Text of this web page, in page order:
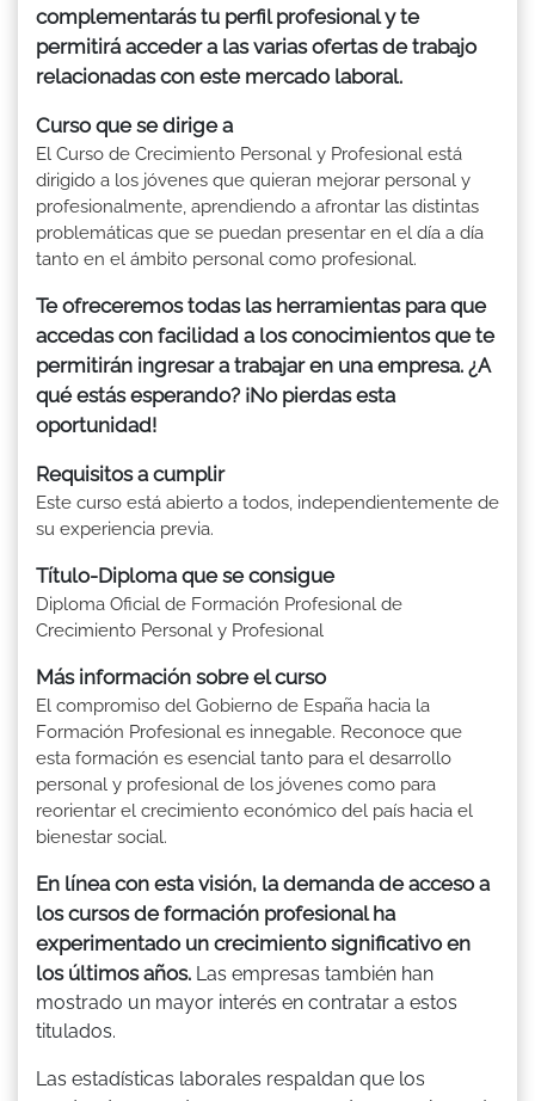
complementarás tu perfil profesional y te
permitirá acceder a las varias ofertas de trabajo
relacionadas con este mercado laboral.
Curso que se dirige a
El Curso de Crecimiento Personal y Profesional está
dirigido a los jóvenes que quieran mejorar personal y
profesionalmente, aprendiendo a afrontar las distintas
problemáticas que se puedan presentar en el día a día
tanto en el ámbito personal como profesional.
Te ofreceremos todas las herramientas para que
accedas con facilidad a los conocimientos que te
permitirán ingresar a trabajar en una empresa. ¿A
qué estás esperando? ¡No pierdas esta
oportunidad!
Requisitos a cumplir
Este curso está abierto a todos, independientemente de
su experiencia previa.
Título-Diploma que se consigue
Diploma Oficial de Formación Profesional de
Crecimiento Personal y Profesional
Más información sobre el curso
El compromiso del Gobierno de España hacia la
Formación Profesional es innegable. Reconoce que
esta formación es esencial tanto para el desarrollo
personal y profesional de los jóvenes como para
reorientar el crecimiento económico del país hacia el
bienestar social.
En línea con esta visión, la demanda de acceso a
los cursos de formación profesional ha
experimentado un crecimiento significativo en
los últimos años. Las empresas también han
mostrado un mayor interés en contratar a estos
titulados.
Las estadísticas laborales respaldan que los